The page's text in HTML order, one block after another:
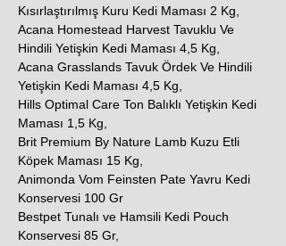
Kısırlaştırılmış Kuru Kedi Maması 2 Kg,
Acana Homestead Harvest Tavuklu Ve
Hindili Yetişkin Kedi Maması 4,5 Kg,
Acana Grasslands Tavuk Ördek Ve Hindili
Yetişkin Kedi Maması 4,5 Kg,
Hills Optimal Care Ton Balıklı Yetişkin Kedi
Maması 1,5 Kg,
Brit Premium By Nature Lamb Kuzu Etli
Köpek Maması 15 Kg,
Animonda Vom Feinsten Pate Yavru Kedi
Konservesi 100 Gr
Bestpet Tunalı ve Hamsili Kedi Pouch
Konservesi 85 Gr,